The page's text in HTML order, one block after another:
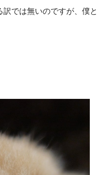
では無いのですが、僕と